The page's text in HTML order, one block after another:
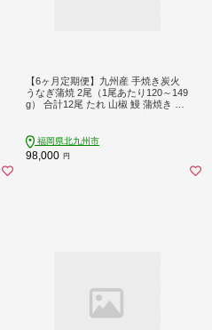
【6ヶ月定期便】九州産 手焼き炭火
うなぎ蒲焼 2尾（1尾あたり120～149
g） 合計12尾 たれ 山椒 鰻 蒲焼き 冷
福岡県北九州市
98,000 円